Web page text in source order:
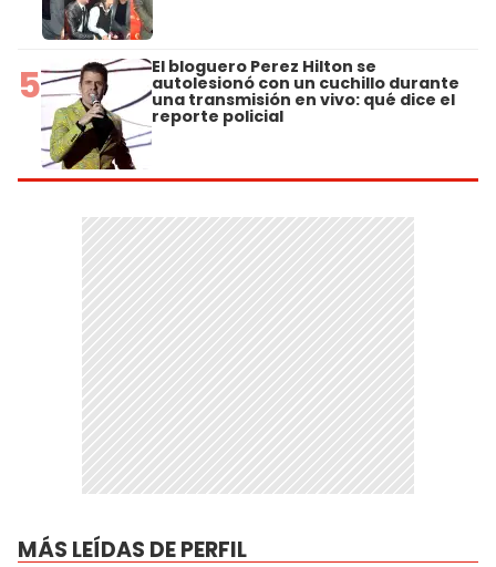
5 El bloguero Perez Hilton se
autolesionó con un cuchillo durante
una transmisión en vivo: qué dice el
reporte policial
MÁS LEÍDAS DE PERFIL